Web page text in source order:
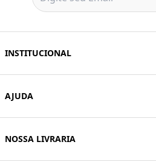
INSTITUCIONAL
AJUDA
NOSSA LIVRARIA